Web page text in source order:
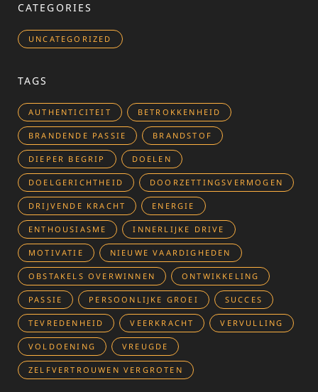
CATEGORIES
UNCATEGORIZED
TAGS
AUTHENTICITEIT BETROKKENHEID
BRANDENDE PASSIE BRANDSTOF
DIEPER BEGRIP DOELEN
DOELGERICHTHEID DOORZETTINGSVERMOGEN
DRIJVENDE KRACHT ENERGIE
ENTHOUSIASME INNERLIJKE DRIVE
MOTIVATIE NIEUWE VAARDIGHEDEN
OBSTAKELS OVERWINNEN ONTWIKKELING
PASSIE PERSOONLIJKE GROEI SUCCES
TEVREDENHEID VEERKRACHT VERVULLING
VOLDOENING VREUGDE
ZELFVERTROUWEN VERGROTEN